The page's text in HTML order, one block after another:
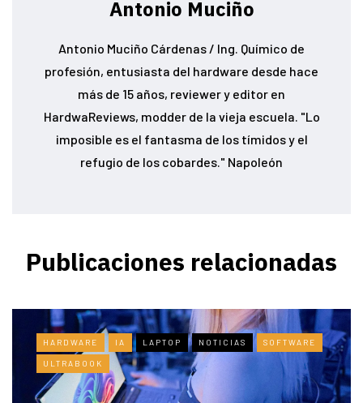
Antonio Muciño
Antonio Muciño Cárdenas / Ing. Químico de
profesión, entusiasta del hardware desde hace
más de 15 años, reviewer y editor en
HardwaReviews, modder de la vieja escuela. "Lo
imposible es el fantasma de los tímidos y el
refugio de los cobardes." Napoleón
Publicaciones relacionadas
HARDWARE IA LAPTOP NOTICIAS SOFTWARE
ULTRABOOK